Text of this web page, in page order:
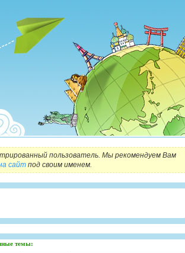
пользователь. Мы рекомендуем Вам
сайт под своим именем.
темы: